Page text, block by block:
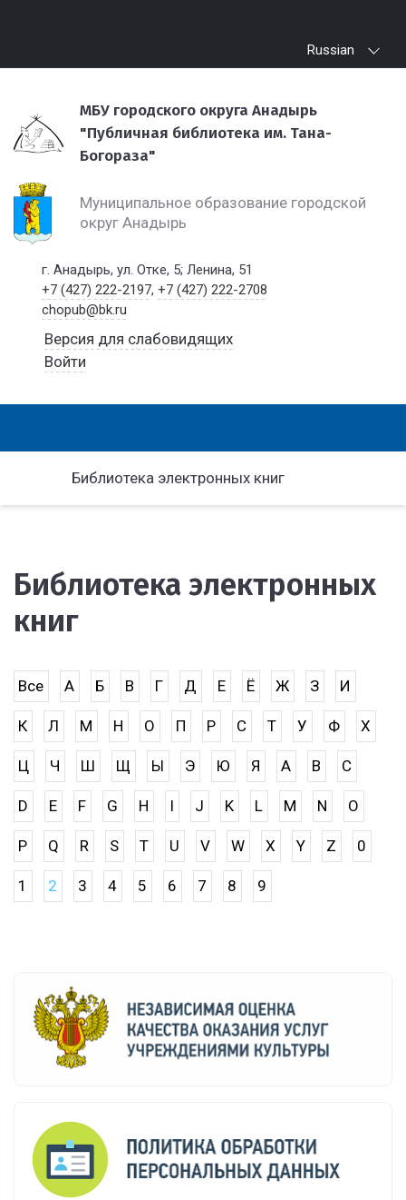
Russian
МБУ городского округа Анадырь
"Публичная библиотека им. Тана-
Богораза"
Муниципальное образование городской
округ Анадырь
г. Анадырь, ул. Отке, 5; Ленина, 51
+7 (427) 222-2197,+7 (427) 222-2708
chopub@bk.ru
Версия для слабовидящих
Войти
Библиотека электронных книг
Библиотека электронных
книг
Все А Б В Г Д Е Ё Ж З И
К Л М Н О П Р С Т У Ф Х
Ц Ч Ш Щ Ы Э Ю Я A B C
D E F G H I J K L M N O
P Q R S T U V W X Y Z 0
1 2 3 4 5 6 7 8 9